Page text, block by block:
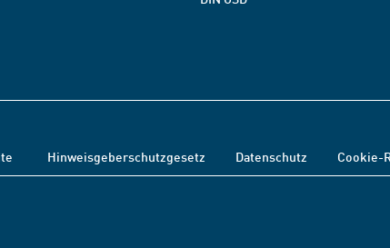
Hinweisgeberschutzgesetz Datenschutz Cookie-